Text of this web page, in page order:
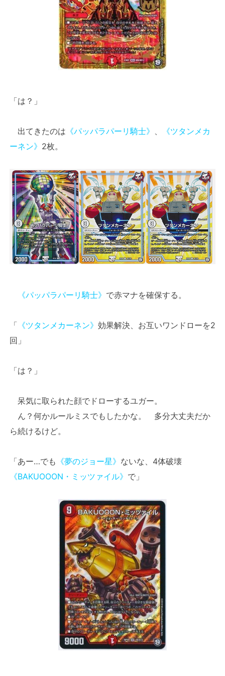
「は？」
出てきたのは 《パッパラパーリ騎士》
《ツタンメカ
ーネン》 2枚。
《パッパラパーリ騎士》 で赤マナを確保する。
「 《ツタンメカーネン》 効果解決、お互いワンドローを2
回」
「は？」
呆気に取られた顔でドローするユガー。
ん？何かルールミスでもしたかな。 多分大丈夫だか
ら続けるけど。
「あー…でも 《夢のジョー星》 ないな、4体破壊
《BAKUOOON・ミッツァイル》 で」